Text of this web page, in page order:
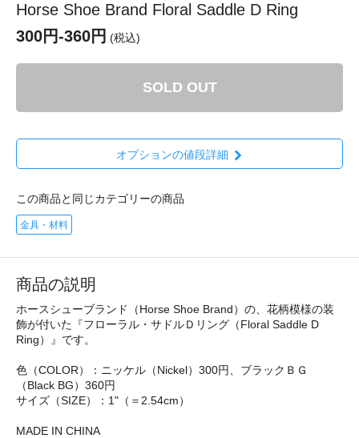
Horse Shoe Brand Floral Saddle D Ring
300円-360円 (税込)
SOLD OUT
オプションの値段詳細
この商品と同じカテゴリーの商品
金具・材料
商品の説明
ホースシューブランド（Horse Shoe Brand）の、花柄模様の装
飾が付いた『フローラル・サドルＤリング（Floral Saddle D
Ring）』です。
色（COLOR）：ニッケル（Nickel）300円、ブラックＢＧ
（Black BG）360円
サイズ（SIZE）：1"（＝2.54cm）
MADE IN CHINA